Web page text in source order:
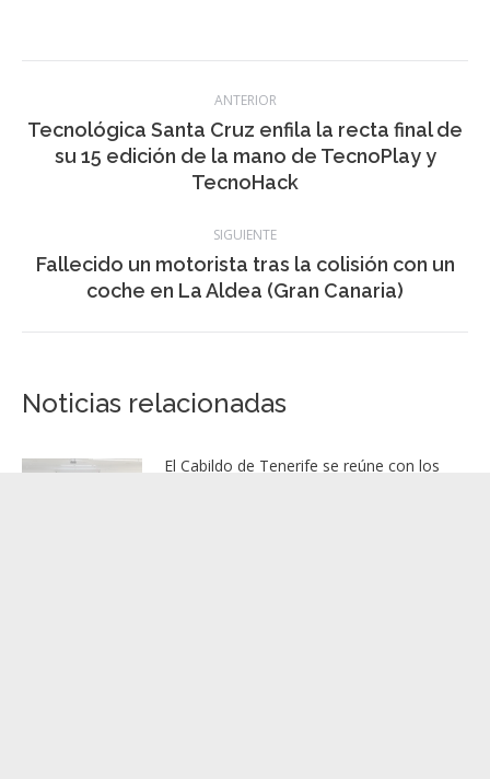
entre
publicaciones
ANTERIOR
Publicación
anterior:
Tecnológica Santa Cruz enfila la recta final de
su 15 edición de la mano de TecnoPlay y
TecnoHack
SIGUIENTE
Publicación
siguiente:
Fallecido un motorista tras la colisión con un
coche en La Aldea (Gran Canaria)
Noticias relacionadas
El Cabildo de Tenerife se reúne con los